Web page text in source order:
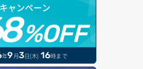
ャンペーン
%OFF
年9月3日(木) 16時まで